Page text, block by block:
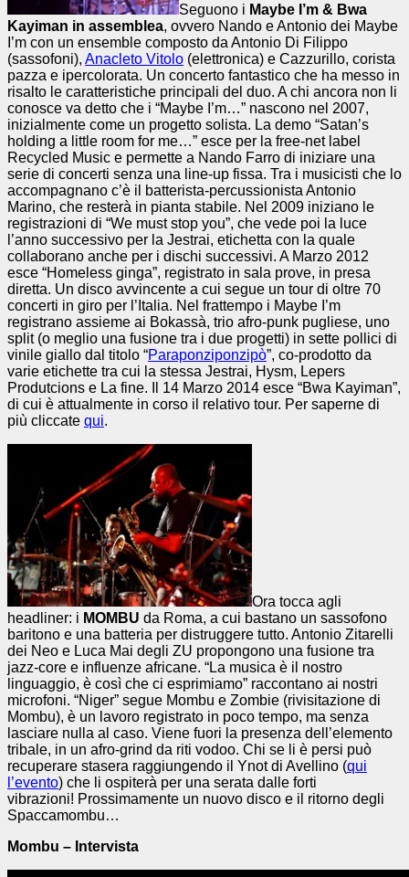
Seguono i Maybe I’m & Bwa
Kayiman in assemblea, ovvero Nando e Antonio dei Maybe
I’m con un ensemble composto da Antonio Di Filippo
(sassofoni), Anacleto Vitolo (elettronica) e Cazzurillo, corista
pazza e ipercolorata. Un concerto fantastico che ha messo in
risalto le caratteristiche principali del duo. A chi ancora non li
conosce va detto che i “Maybe I’m…” nascono nel 2007,
inizialmente come un progetto solista. La demo “Satan’s
holding a little room for me…” esce per la free-net label
Recycled Music e permette a Nando Farro di iniziare una
serie di concerti senza una line-up fissa. Tra i musicisti che lo
accompagnano c’è il batterista-percussionista Antonio
Marino, che resterà in pianta stabile. Nel 2009 iniziano le
registrazioni di “We must stop you”, che vede poi la luce
l’anno successivo per la Jestrai, etichetta con la quale
collaborano anche per i dischi successivi. A Marzo 2012
esce “Homeless ginga”, registrato in sala prove, in presa
diretta. Un disco avvincente a cui segue un tour di oltre 70
concerti in giro per l’Italia. Nel frattempo i Maybe I’m
registrano assieme ai Bokassà, trio afro-punk pugliese, uno
split (o meglio una fusione tra i due progetti) in sette pollici di
vinile giallo dal titolo “Paraponziponzipò”, co-prodotto da
varie etichette tra cui la stessa Jestrai, Hysm, Lepers
Produtcions e La fine. Il 14 Marzo 2014 esce “Bwa Kayiman”,
di cui è attualmente in corso il relativo tour. Per saperne di
più cliccate qui.
Ora tocca agli
headliner: i MOMBU da Roma, a cui bastano un sassofono
baritono e una batteria per distruggere tutto. Antonio Zitarelli
dei Neo e Luca Mai degli ZU propongono una fusione tra
jazz-core e influenze africane. “La musica è il nostro
linguaggio, è così che ci esprimiamo” raccontano ai nostri
microfoni. “Niger” segue Mombu e Zombie (rivisitazione di
Mombu), è un lavoro registrato in poco tempo, ma senza
lasciare nulla al caso. Viene fuori la presenza dell’elemento
tribale, in un afro-grind da riti vodoo. Chi se li è persi può
recuperare stasera raggiungendo il Ynot di Avellino (qui
l’evento) che li ospiterà per una serata dalle forti
vibrazioni! Prossimamente un nuovo disco e il ritorno degli
Spaccamombu…
Mombu – Intervista